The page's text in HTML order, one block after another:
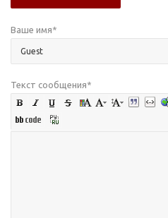
Ваше имя*
Текст сообщения*